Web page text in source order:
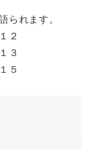
られます。
２
３
５